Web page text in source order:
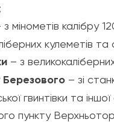
з мінометів калібру
кулеметів та
– з
Березового – зі
гвинтівки та іншої
пункту